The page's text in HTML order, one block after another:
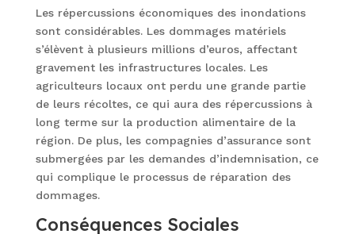
Les répercussions économiques des inondations
sont considérables. Les dommages matériels
s’élèvent à plusieurs millions d’euros, affectant
gravement les infrastructures locales. Les
agriculteurs locaux ont perdu une grande partie
de leurs récoltes, ce qui aura des répercussions à
long terme sur la production alimentaire de la
région. De plus, les compagnies d’assurance sont
submergées par les demandes d’indemnisation, ce
qui complique le processus de réparation des
dommages.
Conséquences Sociales